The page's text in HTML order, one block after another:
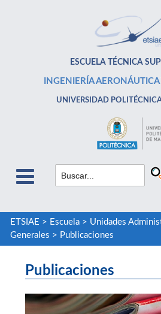
ESCUELA TÉCNICA
INGENIERÍA
UNIVERSIDAD
ETSIAE > Escuela> Unidades
Generales > Publicaciones
Publicaciones